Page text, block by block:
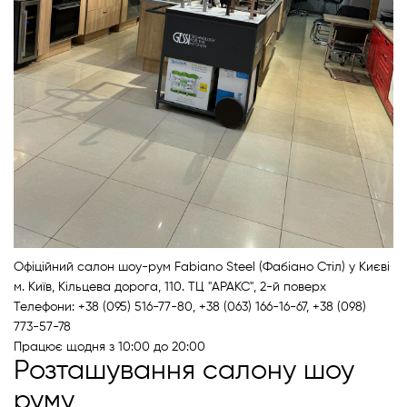
Духові шафи
Варильні поверхні
Мікрохвильові печі
Посудомийки
Пральні машини
Сушильні машини
Холодильне обладнання
Сантехніка
Офіційний салон шоу-рум Fabiano Steel (Фабіано Стіл) у Києві
м. Київ, Кільцева дорога, 110. ТЦ "АРАКС", 2-й поверх
Телефони: +38 (095) 516-77-80, +38 (063) 166-16-67, +38 (098)
773-57-78
Працює щодня з 10:00 до 20:00
Розташування салону шоу